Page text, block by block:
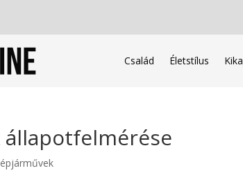
Család Életstílus